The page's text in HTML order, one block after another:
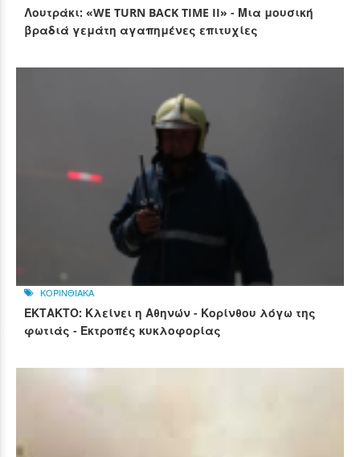
Λουτράκι: «WE TURN BACK TIME II» - Μια μουσική
βραδιά γεμάτη αγαπημένες επιτυχίες
ΚΟΡΙΝΘΙΑΚΑ
ΕΚΤΑΚΤΟ: Κλείνει η Αθηνών - Κορίνθου λόγω της
φωτιάς - Εκτροπές κυκλοφορίας